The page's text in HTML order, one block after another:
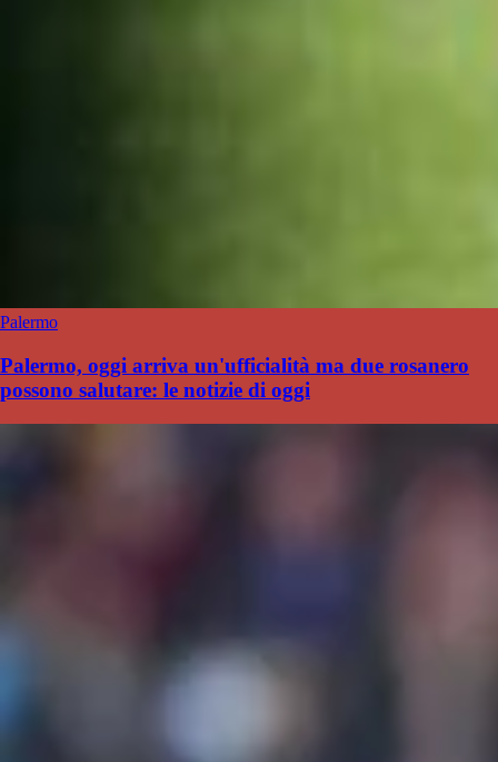
Palermo
Palermo, oggi arriva un'ufficialità ma due rosanero
possono salutare: le notizie di oggi